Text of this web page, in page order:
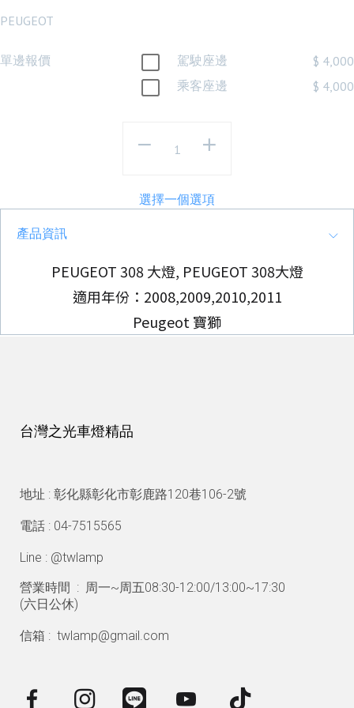
PEUGEOT
單邊報價 駕駛座邊
$ 4,000
乘客座邊
$ 4,000
選擇一個選項
產品資訊
PEUGEOT 308 大燈, PEUGEOT 308大燈
適用年份：2008,2009,2010,2011
Peugeot 寶獅
台灣之光車燈精品
地址 : 彰化縣彰化市彰鹿路120巷106-2號
電話 : 04-7515565
Line : @twlamp
營業時間 : 周一~周五08:30-12:00/13:00~17:30
(六日公休)
信箱 : twlamp@gmail.com